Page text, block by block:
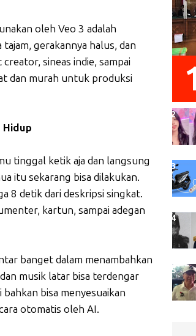
oleh Veo 3 adalah
gerakannya halus, dan
sineas indie, sampai
dan murah untuk produksi
Hidup
tinggal ketik aja dan langsung
itu sekarang bisa dilakukan.
8 detik dari deskripsi singkat.
kartun, sampai adegan
banget dalam menambahkan
musik latar bisa terdengar
bisa menyesuaikan
otomatis oleh AI.